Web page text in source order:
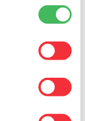
de leurs clients et